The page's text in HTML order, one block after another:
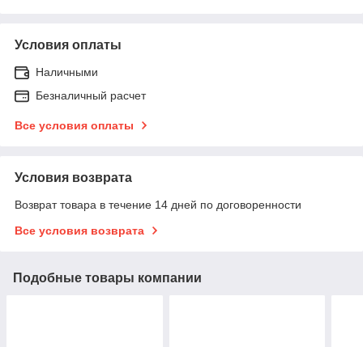
Условия оплаты
Наличными
Безналичный расчет
Все условия оплаты
Условия возврата
Возврат товара в течение 14 дней по договоренности
Все условия возврата
Подобные товары компании